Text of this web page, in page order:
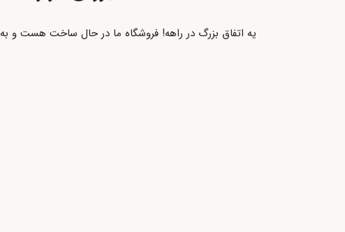
یه اتفاق بزرگ در راهه! فروشگاه ما در حال ساخت هست و